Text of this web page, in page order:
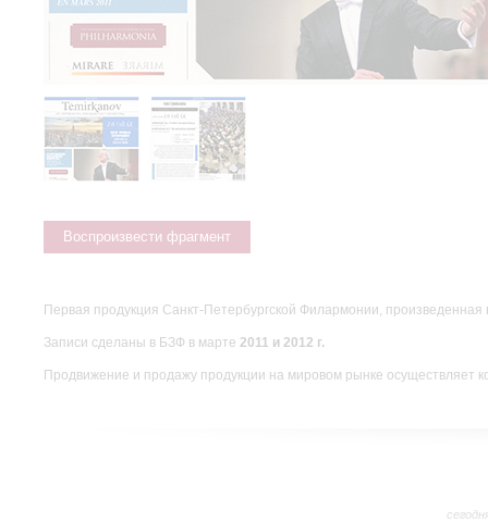
Воспроизвести фрагмент
Первая продукция Санкт-Петербургской Филармонии,
Записи сделаны в БЗФ в марте 2011 и 2012 г.
Продвижение и продажу продукции на мировом рынке осуществляет